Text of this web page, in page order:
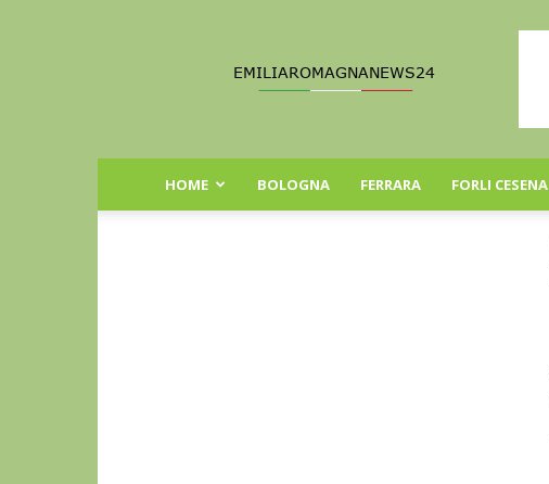
Romagna
HOME BOLOGNA FERRARA FORLI CESENA